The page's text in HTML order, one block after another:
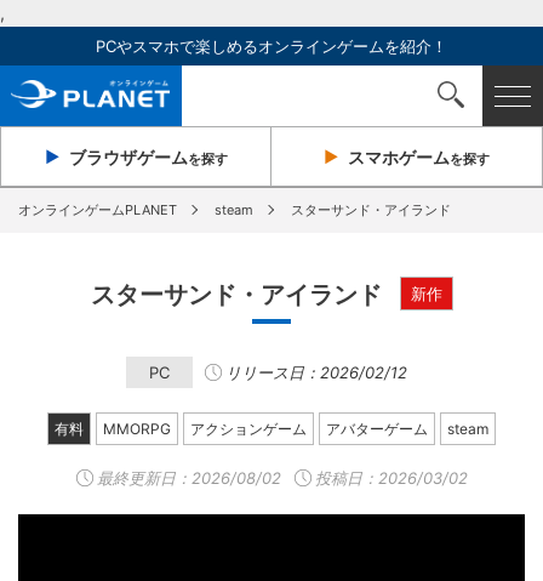
,
PCやスマホで楽しめるオンラインゲームを紹介！
ブラウザゲームを探す スマホゲームを探す
オンラインゲームPLANET steam スターサンド・アイランド
スターサンド・アイランド 新作
PC リリース日：2026/02/12
有料 MMORPG アクションゲーム アバターゲーム steam
最終更新日： 2026/08/02 投稿日：2026/03/02